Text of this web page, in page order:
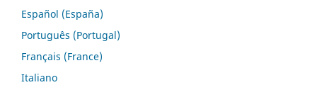
Español (España)
Português (Portugal)
Français (France)
Italiano